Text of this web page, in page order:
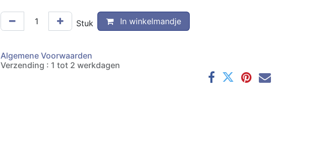
Stuk In winkelmandje
Algemene Voorwaarden
Verzending : 1 tot 2 werkdagen